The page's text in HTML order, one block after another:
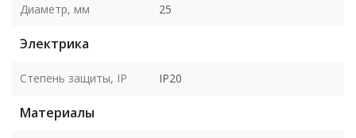
Диаметр, мм 25
Электрика
Степень защиты, IP IP20
Материалы